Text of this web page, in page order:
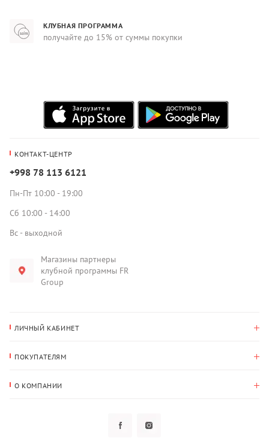
КЛУБНАЯ ПРОГРАММА
получайте до 15% от суммы покупки
КОНТАКТ-ЦЕНТР
+998 78 113 6121
Пн-Пт 10:00 - 19:00
Сб 10:00 - 14:00
Вс - выходной
Магазины партнеры
клубной программы FR
Group
ЛИЧНЫЙ КАБИНЕТ
Адрес для доставки
ПОКУПАТЕЛЯМ
О КОМПАНИИ
Политика конфиденциальности